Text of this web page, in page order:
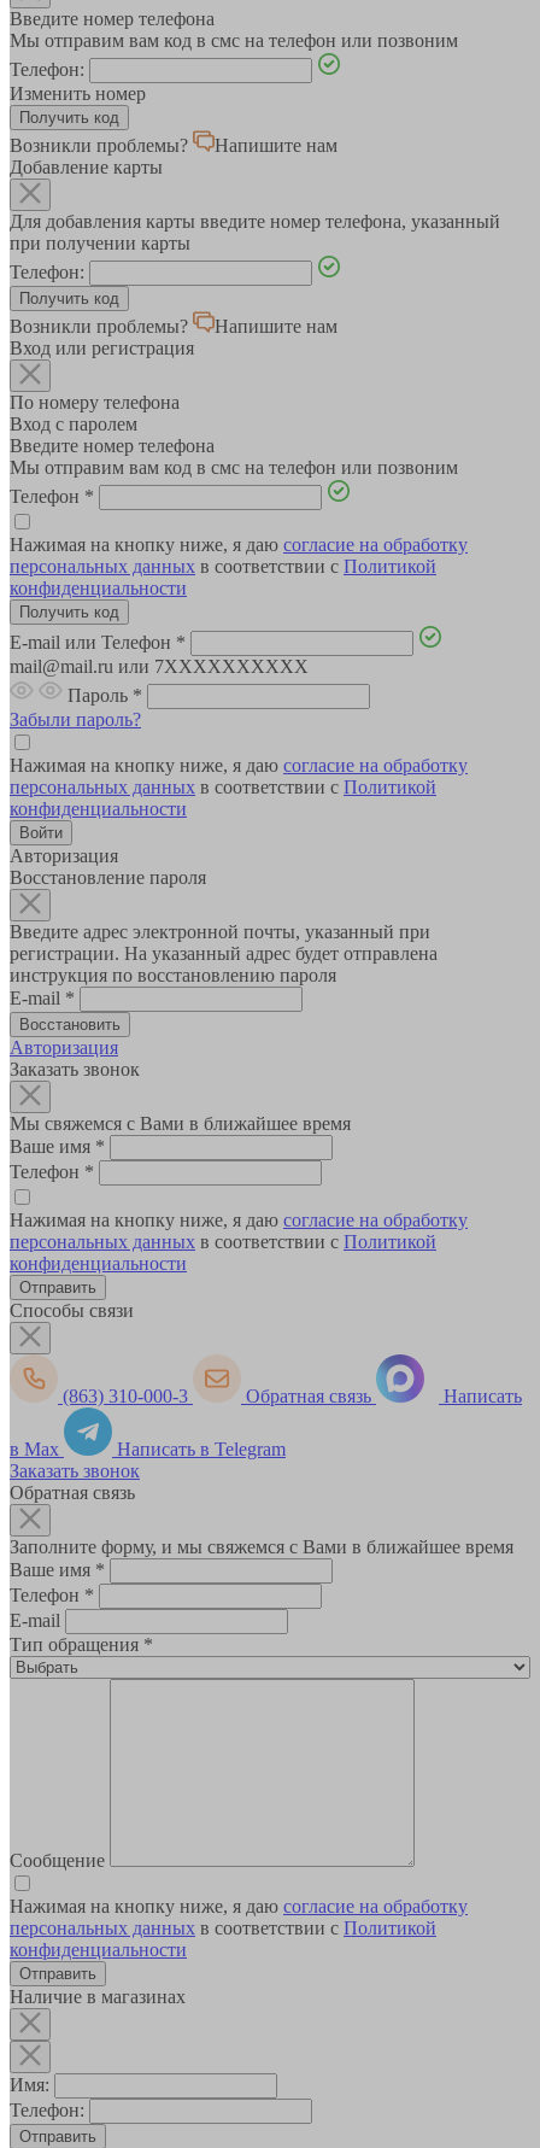
Введите номер телефона
Мы отправим вам код в смс на телефон или позвоним
Телефон:
Изменить номер
Возникли проблемы?
Напишите нам
Добавление карты
Для добавления карты введите номер телефона, указанный
при получении карты
Телефон:
Возникли проблемы?
Напишите нам
Вход или регистрация
По номеру телефона
Вход с паролем
Введите номер телефона
Мы отправим вам код в смс на телефон или позвоним
Телефон *
Нажимая на кнопку ниже, я даю согласие на обработку
персональных данных в соответствии с Политикой
конфиденциальности
E-mail или Телефон *
mail@mail.ru или 7XXXXXXXXXX
Пароль *
Забыли пароль?
Нажимая на кнопку ниже, я даю согласие на обработку
персональных данных в соответствии с Политикой
конфиденциальности
Авторизация
Восстановление пароля
Введите адрес электронной почты, указанный при
регистрации. На указанный адрес будет отправлена
инструкция по восстановлению пароля
E-mail *
Авторизация
Заказать звонок
Мы свяжемся с Вами в ближайшее время
Ваше имя *
Телефон *
Нажимая на кнопку ниже, я даю согласие на обработку
персональных данных в соответствии с Политикой
конфиденциальности
Способы связи
(863) 310-000-3 Обратная связь Написать
в Max
Написать в Telegram
Заказать звонок
Обратная связь
Заполните форму, и мы свяжемся с Вами в ближайшее время
Ваше имя *
Телефон *
E-mail
Тип обращения *
Сообщение
Нажимая на кнопку ниже, я даю согласие на обработку
персональных данных в соответствии с Политикой
конфиденциальности
Наличие в магазинах
Имя:
Телефон:
Отправить